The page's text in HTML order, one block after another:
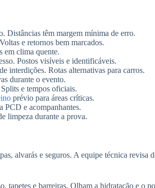
Distâncias têm margem mínima de erro.
e retornos bem marcados.
em clima quente.
Postos visíveis e identificáveis.
interdições. Rotas alternativas para carros.
durante o evento.
e tempos oficiais.
prévio para áreas críticas.
PCD e acompanhantes.
limpeza durante a prova.
alvarás e seguros. A equipe técnica revisa
e barreiras. Olham a hidratação e o